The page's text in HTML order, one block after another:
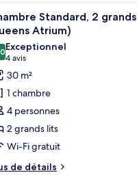
un téléviseur posé sur un
:
4
Standard, 2
Atrium)
sur 10
Exceptionnel
4 avis
(4 avis)
30 m²
1 chambre
4 personnes
2 grands lits
Wi-Fi gratuit
de détails